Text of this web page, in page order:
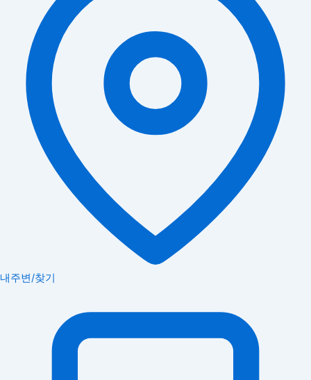
내주변/찾기